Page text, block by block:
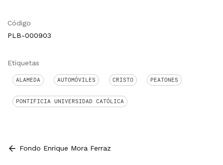
Código
PLB-000903
Etiquetas
ALAMEDA AUTOMÓVILES CRISTO PEATONES
PONTIFICIA UNIVERSIDAD CATÓLICA
Fondo Enrique Mora Ferraz